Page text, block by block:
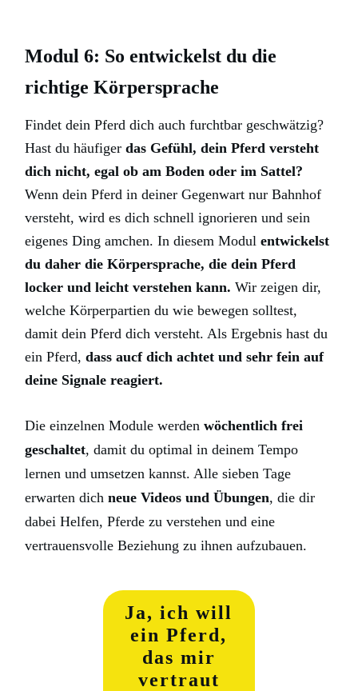
Modul 6: So entwickelst du die
richtige Körpersprache
Findet dein Pferd dich auch furchtbar geschwätzig?
Hast du häufiger das Gefühl, dein Pferd versteht
dich nicht, egal ob am Boden oder im Sattel?
Wenn dein Pferd in deiner Gegenwart nur Bahnhof
versteht, wird es dich schnell ignorieren und sein
eigenes Ding amchen. In diesem Modul entwickelst
du daher die Körpersprache, die dein Pferd
locker und leicht verstehen kann. Wir zeigen dir,
welche Körperpartien du wie bewegen solltest,
damit dein Pferd dich versteht. Als Ergebnis hast du
ein Pferd, dass aucf dich achtet und sehr fein auf
deine Signale reagiert.
Die einzelnen Module werden wöchentlich frei
geschaltet, damit du optimal in deinem Tempo
lernen und umsetzen kannst. Alle sieben Tage
erwarten dich neue Videos und Übungen, die dir
dabei Helfen, Pferde zu verstehen und eine
vertrauensvolle Beziehung zu ihnen aufzubauen.
Ja, ich will
ein Pferd,
das mir
vertraut